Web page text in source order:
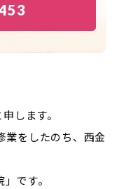
します。
業をしたのち、西金
です。